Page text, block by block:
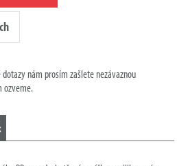
nám prosím zašlete nezávaznou
ozveme.